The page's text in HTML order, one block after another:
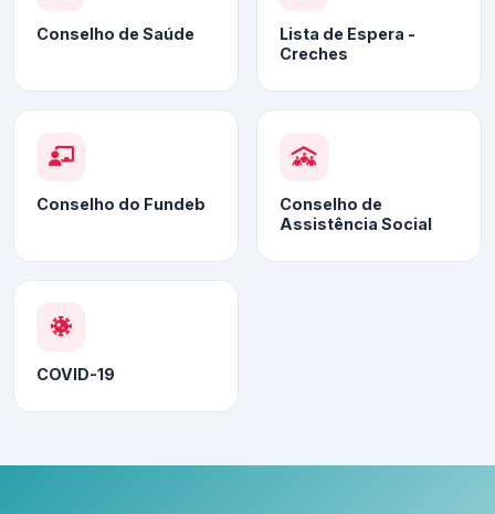
Conselho de Saúde
Lista de Espera -
Creches
Conselho do Fundeb
Conselho de
Assistência Social
COVID-19